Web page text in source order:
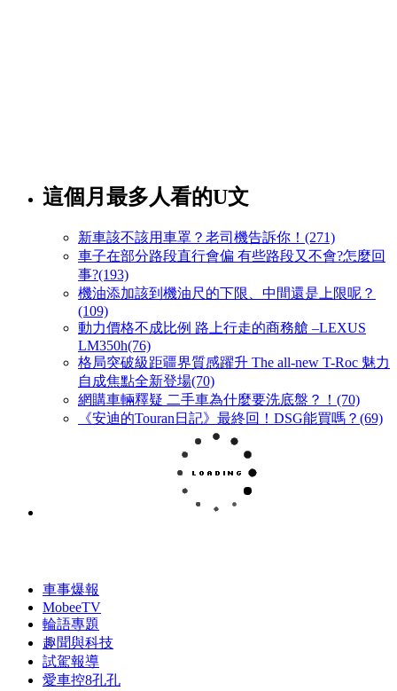
這個月最多人看的U文
新車該不該用車罩？老司機告訴你！(271)
車子在部分路段直行會偏 有些路段又不會?怎麼回
事?(193)
機油添加該到機油尺的下限、中間還是上限呢？
(109)
動力價格不成比例 路上行走的商務艙 –LEXUS
LM350h(76)
格局突破級距疆界質感躍升 The all-new T-Roc 魅力
自成焦點全新登場(70)
網購車輛釋疑 二手車為什麼要洗底盤？！(70)
《安迪的Touran日記》最終回！DSG能買嗎？(69)
車事爆報
MobeeTV
輪語專題
趣聞與科技
試駕報導
愛車控8孔孔